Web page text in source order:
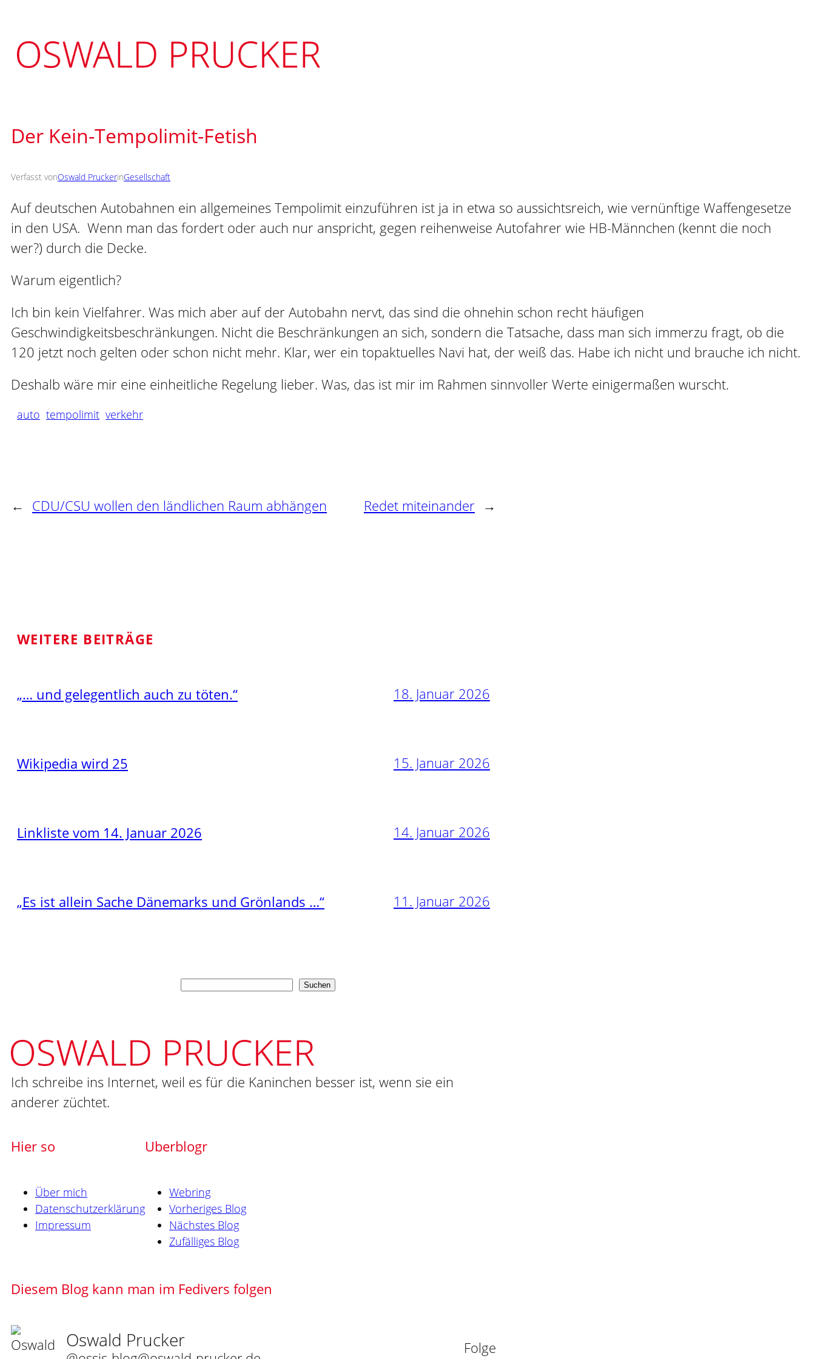
springen
Der Kein-Tempolimit-Fetish
Verfasst vonOswald PruckerinGesellschaft
Auf deutschen Autobahnen ein allgemeines Tempolimit einzuführen ist ja in etwa so aussichtsreich, wie vernünftige Waffengesetze
in den USA. Wenn man das fordert oder auch nur anspricht, gegen reihenweise Autofahrer wie HB-Männchen (kennt die noch
wer?) durch die Decke.
Warum eigentlich?
Ich bin kein Vielfahrer. Was mich aber auf der Autobahn nervt, das sind die ohnehin schon recht häufigen
Geschwindigkeitsbeschränkungen. Nicht die Beschränkungen an sich, sondern die Tatsache, dass man sich immerzu fragt, ob die
120 jetzt noch gelten oder schon nicht mehr. Klar, wer ein topaktuelles Navi hat, der weiß das. Habe ich nicht und brauche ich nicht.
Deshalb wäre mir eine einheitliche Regelung lieber. Was, das ist mir im Rahmen sinnvoller Werte einigermaßen wurscht.
auto tempolimit verkehr
← CDU/CSU wollen den ländlichen Raum abhängen Redet miteinander →
WEITERE BEITRÄGE
„… und gelegentlich auch zu töten.“ 18. Januar 2026
Wikipedia wird 25 15. Januar 2026
Linkliste vom 14. Januar 2026 14. Januar 2026
„Es ist allein Sache Dänemarks und Grönlands …“ 11. Januar 2026
Suchen
Ich schreibe ins Internet, weil es für die Kaninchen besser ist, wenn sie ein
anderer züchtet.
Hier so
Über mich
Datenschutzerklärung
Impressum
Uberblogr
Webring
Vorheriges Blog
Nächstes Blog
Zufälliges Blog
Diesem Blog kann man im Fedivers folgen
Oswald Prucker Folge